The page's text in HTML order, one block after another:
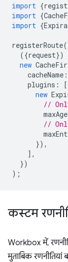
import {
import {
import {
registerRoute(
({request})
new
cacheName :
plugins :
[
new
//
//
}),
],
})
);
कस्टम
Workbox में,
मुताबिक रणनीतियां